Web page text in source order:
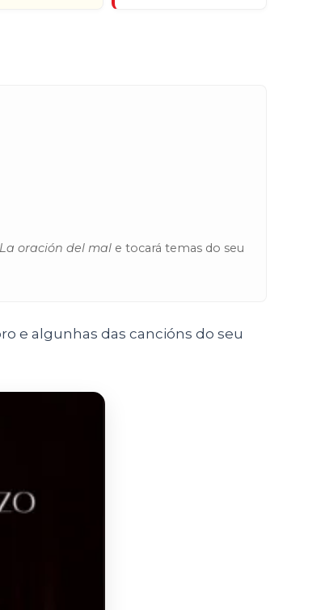
La oración delmal e tocará temas do seu
e algunhas das cancións do seu